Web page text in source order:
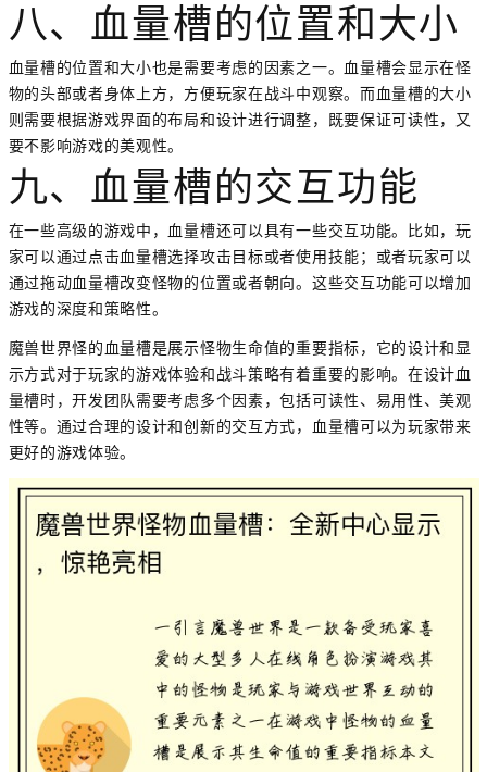
八、血量槽的位置和大小
血量槽的位置和大小也是需要考虑的因素之一。血量槽会显示在怪
物的头部或者身体上方，方便玩家在战斗中观察。而血量槽的大小
则需要根据游戏界面的布局和设计进行调整，既要保证可读性，又
要不影响游戏的美观性。
九、血量槽的交互功能
在一些高级的游戏中，血量槽还可以具有一些交互功能。比如，玩
家可以通过点击血量槽选择攻击目标或者使用技能；或者玩家可以
通过拖动血量槽改变怪物的位置或者朝向。这些交互功能可以增加
游戏的深度和策略性。
魔兽世界怪的血量槽是展示怪物生命值的重要指标，它的设计和显
示方式对于玩家的游戏体验和战斗策略有着重要的影响。在设计血
量槽时，开发团队需要考虑多个因素，包括可读性、易用性、美观
性等。通过合理的设计和创新的交互方式，血量槽可以为玩家带来
更好的游戏体验。